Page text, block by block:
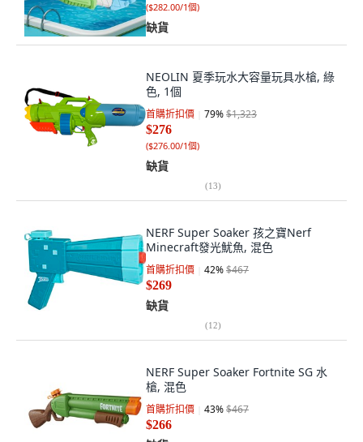
($282.00/1個)
缺貨
NEOLIN 夏季玩水大容量玩具水槍, 綠
色, 1個
首購折扣價 79%$1,323
$276
($276.00/1個)
缺貨
(13)
NERF Super Soaker 孩之寶Nerf
Minecraft發光魷魚, 混色
首購折扣價 42%$467
$269
缺貨
(12)
NERF Super Soaker Fortnite SG 水
槍, 混色
首購折扣價 43%$467
$266